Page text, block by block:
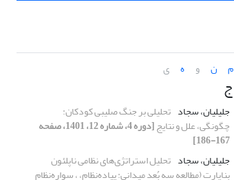
م ن و ه ی
ج
جلیلیان، سجاد تحلیلی بر جنگ صلیبی کودکان:
چگونگی، علل و نتایج [دوره 4، شماره 12، 1401، صفحه
167-186]
جلیلیان، سجاد تحلیل استراتژی‌های نظامی ناپلئون
بناپارت (مطالعه سه بُعد میدانی: پیاده‌نظام، ، سواره‌نظام